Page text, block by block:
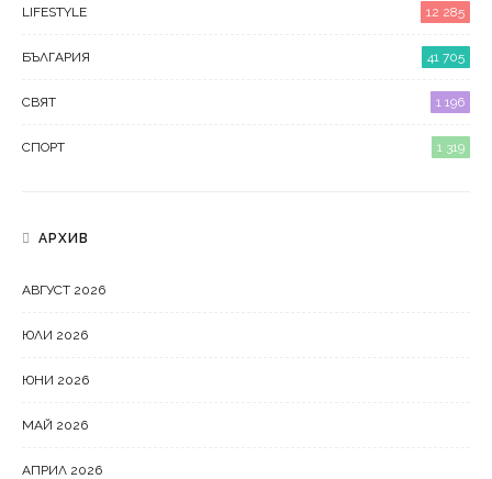
LIFESTYLE 12 285
БЪЛГАРИЯ 41 705
СВЯТ 1 196
СПОРТ 1 319
АРХИВ
АВГУСТ 2026
ЮЛИ 2026
ЮНИ 2026
МАЙ 2026
АПРИЛ 2026